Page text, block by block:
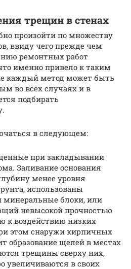
трещин в стенах
произойти по множеству
ввиду чего прежде чем
ремонтных работ
именно привело к таким
каждый метод может быть
во всех случаях и в
подбирать
в следующем:
при закладывании
Заливание основания
менее уровня
использованы
минеральные блоки, или
невысокой прочностью
к воздействию низких
этом снаружи кирпичных
образование щелей в местах
трещины сверху них,
увеличиваются в своих